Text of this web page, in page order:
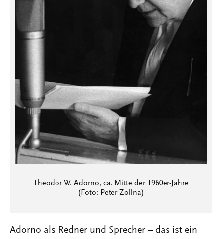
Theodor W. Adorno, ca. Mitte der 1960er-Jahre
(Foto: Peter Zollna)
Adorno als Redner und Sprecher – das ist ein